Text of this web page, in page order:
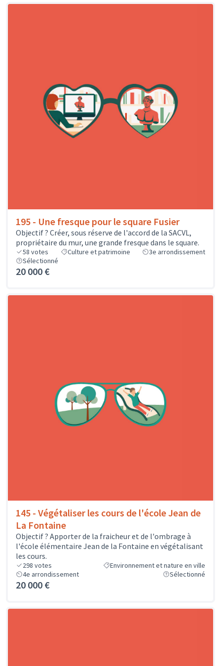
195 - Une fresque pour le square Fusier
Objectif ? Créer, sous réserve de l'accord de la SACVL,
propriétaire du mur, une grande fresque dans le square.
58 votes Culture et patrimoine
3e arrondissement
Sélectionné
20 000 €
145 - Végétaliser les cours de l'école Jean de
La Fontaine
Objectif ? Apporter de la fraicheur et de l'ombrage à
l'école élémentaire Jean de la Fontaine en végétalisant
les cours.
298 votes
Environnement et nature en ville
4e arrondissement
Sélectionné
20 000 €